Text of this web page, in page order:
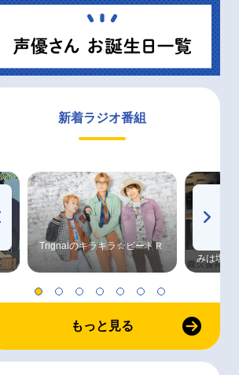
新着ラジオ番組
Trignalのキラキラ☆ビートＲ
みは塩だけ
もっと見る